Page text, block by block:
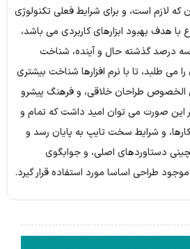
لازم است، و برای شرایط فعلی تکنولوژی
با هدف بهبود ابزارهای کاربردی می باشد،
درصد گذشته حال و آینده، شناخت
طلبد، تا با نرم افزارها شناخت بیشتری
الخصوص طراحان خلاقی، و فرهنگ پیشرو
این صورت می توان امید داشت که تمام و
و شرایط سخت تایپ به پایان رسد و
دستاوردهای اصلی، و جوابگوی
طراحی اساسا مورد استفاده قرار گیرد.